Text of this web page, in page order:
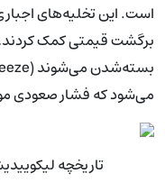
برگشت قیمتی کمک
می‌شود که فشار صعودی
تاریخچه